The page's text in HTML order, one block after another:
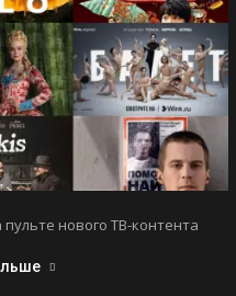
нового ТВ-контента